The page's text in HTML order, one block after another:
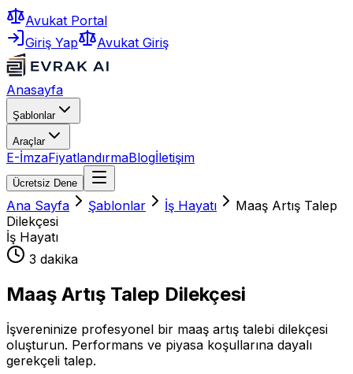
Avukat Portal
Giriş Yap
Avukat Giriş
Anasayfa
Şablonlar
Araçlar
E-İmzaFiyatlandırmaBlogİletişim
Ücretsiz Dene
Ana Sayfa Şablonlar İş Hayatı
Maaş Artış Talep
Dilekçesi
İş Hayatı
3 dakika
Maaş Artış Talep Dilekçesi
İşvereninize profesyonel bir maaş artış talebi dilekçesi
oluşturun. Performans ve piyasa koşullarına dayalı
gerekçeli talep.